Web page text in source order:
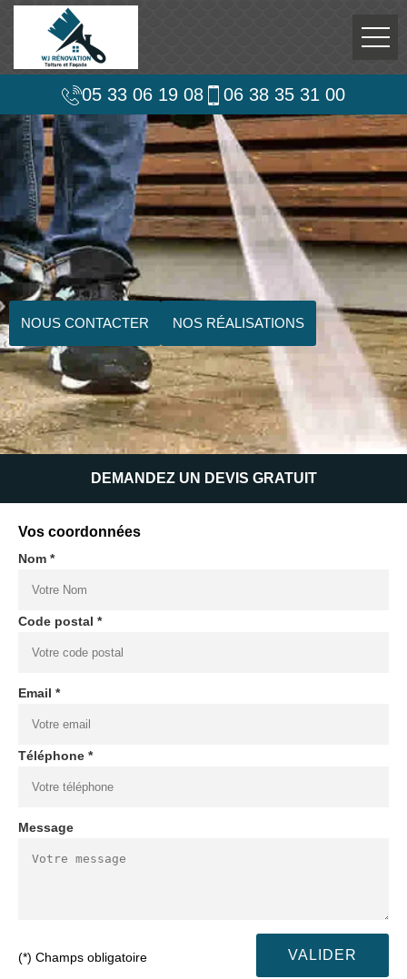
05 33 06 19 08 06 38 35 31 00
NOUS CONTACTER NOS RÉALISATIONS
DEMANDEZ UN DEVIS GRATUIT
Vos coordonnées
Nom *
Code postal *
Email *
Téléphone *
Message
(*) Champs obligatoire